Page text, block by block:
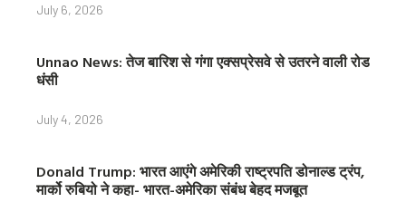
July 6, 2026
Unnao News: तेज बारिश से गंगा एक्सप्रेसवे से उतरने वाली रोड
धंसी
July 4, 2026
Donald Trump: भारत आएंगे अमेरिकी राष्ट्रपति डोनाल्ड ट्रंप,
मार्को रुबियो ने कहा- भारत-अमेरिका संबंध बेहद मजबूत